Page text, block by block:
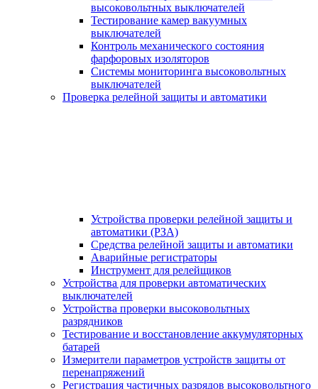
высоковольтных выключателей
Тестирование камер вакуумных
выключателей
Контроль механического состояния
фарфоровых изоляторов
Системы мониторинга высоковольтных
выключателей
Проверка релейной защиты и автоматики
Устройства проверки релейной защиты и
автоматики (РЗА)
Средства релейной защиты и автоматики
Аварийные регистраторы
Инструмент для релейщиков
Устройства для проверки автоматических
выключателей
Устройства проверки высоковольтных
разрядников
Тестирование и восстановление аккумуляторных
батарей
Измерители параметров устройств защиты от
перенапряжений
Регистрация частичных разрядов высоковольтного